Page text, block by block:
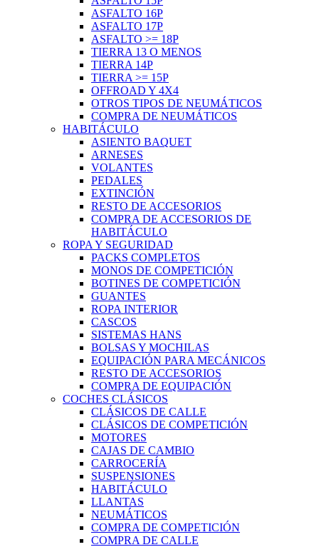
ASFALTO 16P
ASFALTO 17P
ASFALTO >= 18P
TIERRA 13 O MENOS
TIERRA 14P
TIERRA >= 15P
OFFROAD Y 4X4
OTROS TIPOS DE NEUMÁTICOS
COMPRA DE NEUMÁTICOS
HABITÁCULO
ASIENTO BAQUET
ARNESES
VOLANTES
PEDALES
EXTINCIÓN
RESTO DE ACCESORIOS
COMPRA DE ACCESORIOS DE
HABITÁCULO
ROPA Y SEGURIDAD
PACKS COMPLETOS
MONOS DE COMPETICIÓN
BOTINES DE COMPETICIÓN
GUANTES
ROPA INTERIOR
CASCOS
SISTEMAS HANS
BOLSAS Y MOCHILAS
EQUIPACIÓN PARA MECÁNICOS
RESTO DE ACCESORIOS
COMPRA DE EQUIPACIÓN
COCHES CLÁSICOS
CLÁSICOS DE CALLE
CLÁSICOS DE COMPETICIÓN
MOTORES
CAJAS DE CAMBIO
CARROCERÍA
SUSPENSIONES
HABITÁCULO
LLANTAS
NEUMÁTICOS
COMPRA DE COMPETICIÓN
COMPRA DE CALLE